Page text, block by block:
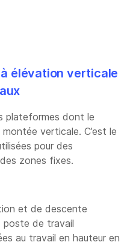
élévation verticale
plateformes dont le
verticale. C’est le
pour des
zones fixes.
et de descente
poste de travail
au travail en hauteur en